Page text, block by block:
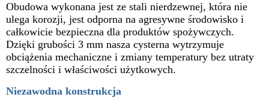
Obudowa wykonana jest ze stali nierdzewnej, która nie
ulega korozji, jest odporna na agresywne środowisko i
całkowicie bezpieczna dla produktów spożywczych.
Dzięki grubości 3 mm nasza cysterna wytrzymuje
obciążenia mechaniczne i zmiany temperatury bez utraty
szczelności i właściwości użytkowych.
Niezawodna konstrukcja